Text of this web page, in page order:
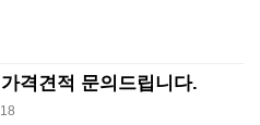
격견적 문의드립니다.